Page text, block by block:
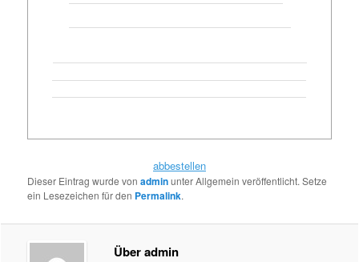
abbestellen
Dieser Eintrag wurde vonadminunter Allgemein veröffentlicht. Setze
ein Lesezeichen für den Permalink.
Über admin